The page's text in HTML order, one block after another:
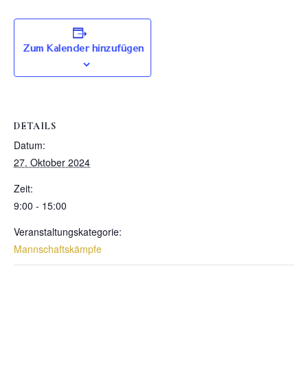
Zum Kalender hinzufügen
DETAILS
Datum:
27. Oktober 2024
Zeit:
9:00 - 15:00
Veranstaltungskategorie:
Mannschaftskämpfe